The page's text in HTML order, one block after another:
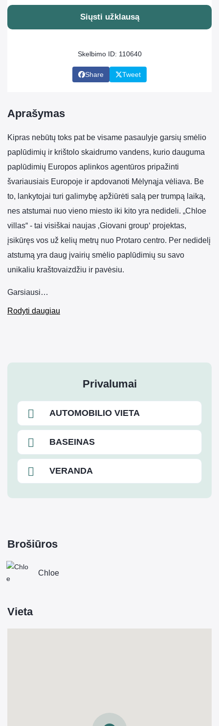
Siųsti užklausą
Skelbimo ID: 110640
Share Tweet
Aprašymas
Kipras nebūtų toks pat be visame pasaulyje garsių smėlio
paplūdimių ir krištolo skaidrumo vandens, kurio dauguma
paplūdimių Europos aplinkos agentūros pripažinti
švariausiais Europoje ir apdovanoti Mėlynąja vėliava. Be
to, lankytojai turi galimybę apžiūrėti salą per trumpą laiką,
nes atstumai nuo vieno miesto iki kito yra nedideli. „Chloe
villas“ - tai visiškai naujas ‚Giovani group‘ projektas,
įsikūręs vos už kelių metrų nuo Protaro centro. Per nedidelį
atstumą yra daug įvairių smėlio paplūdimių su savo
unikaliu kraštovaizdžiu ir pavėsiu.
Garsiausi…
Rodyti daugiau
Privalumai
AUTOMOBILIO VIETA
BASEINAS
VERANDA
Brošiūros
Chloe
Vieta